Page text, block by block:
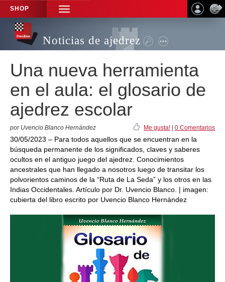
SHOP
TOGGLE
NAVIGATION
Noticias de ajedrez
Una nueva herramienta
en el aula: el glosario de
ajedrez escolar
por Uvencio Blanco Hernández Me gusta! 0 Comentarios
30/05/2023 – Para todos aquellos que se encuentran en la
búsqueda permanente de los significados, claves y saberes
ocultos en el antiguo juego del ajedrez. Conocimientos
ancestrales que han llegado a nosotros luego de transitar los
polvorientos caminos de la “Ruta de La Seda” y los otros en las
Indias Occidentales. Artículo por Dr. Uvencio Blanco. | imagen:
cubierta del libro escrito por Uvencio Blanco Hernández